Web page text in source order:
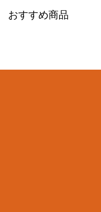
おすすめ商品